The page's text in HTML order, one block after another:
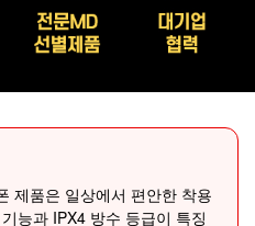
제품은 일상에서 편안한 착용
능과 IPX4 방수 등급이 특징